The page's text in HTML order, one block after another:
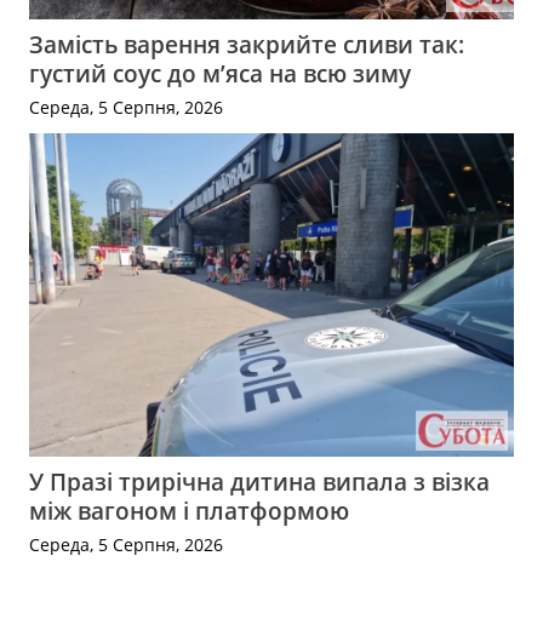
Замість варення закрийте сливи так:
густий соус до м’яса на всю зиму
Середа, 5 Серпня, 2026
У Празі трирічна дитина випала з візка
між вагоном і платформою
Середа, 5 Серпня, 2026